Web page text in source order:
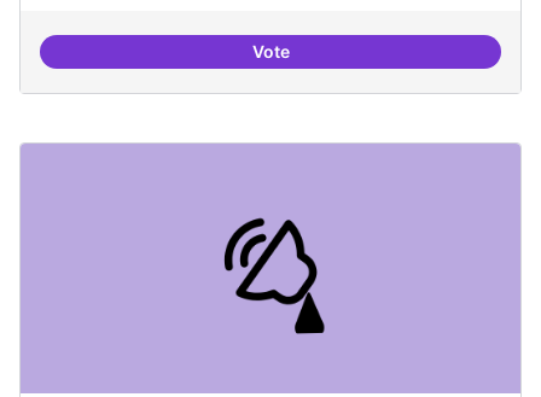
VoteDrets Humans i capa digital